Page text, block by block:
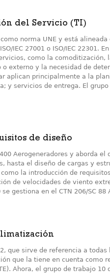
del Servicio (TI)
norma UNE y está
IEC 27001 o ISO/IEC 22301.
como la
externo y la necesidad de
aplican principalmente a la
y servicios de entrega. El
de diseño
Aerogeneradores y aborda
hasta el diseño de cargas y
la introducción de
de velocidades de viento
gestiona en el CTN 206/SC 88
que sirve de referencia a
que la tiene en cuenta como
Ahora, el grupo de trabajo